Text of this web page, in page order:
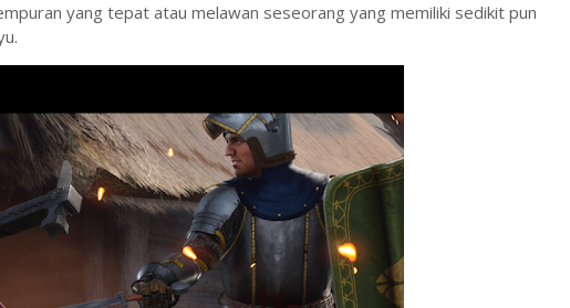
yang tepat atau melawan seseorang yang memiliki sedikit pun